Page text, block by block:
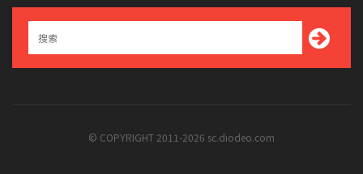
© COPYRIGHT 2011-2026 sc.diodeo.com